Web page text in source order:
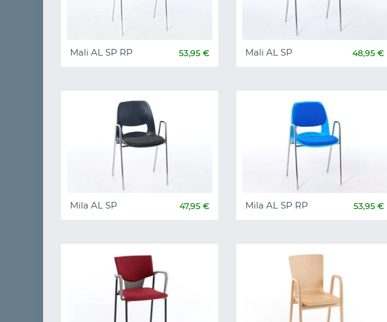
Mali AL SP RP 53,95 € Mali AL SP 48,95 €
Mila AL SP 47,95 € Mila AL SP RP 53,95 €